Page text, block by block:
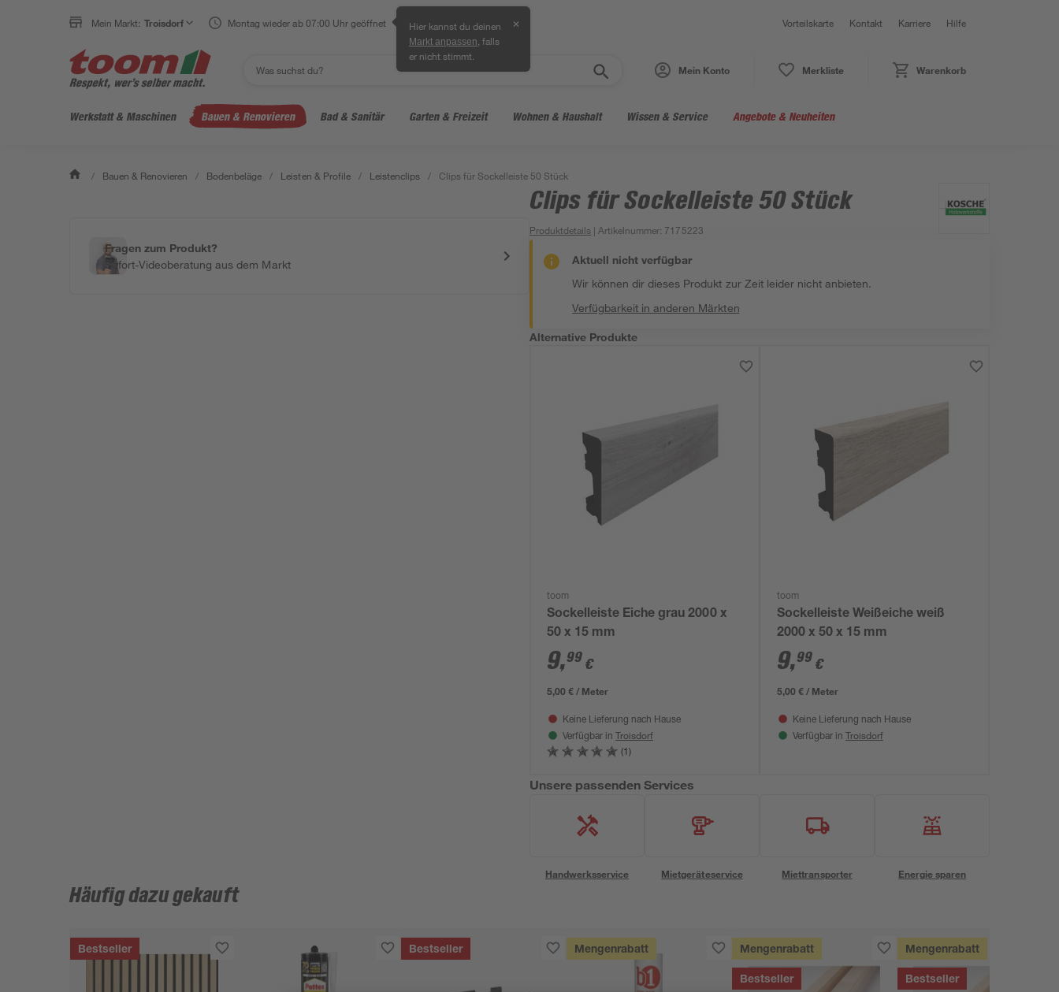
Mein Markt: Troisdorf Montag wieder ab 07:00 Uhr geöffnet Hier kannst du deinen
Markt anpassen , falls
er nicht stimmt.
✕ Vorteilskarte Kontakt Karriere Hilfe
Mein Konto Merkliste Warenkorb
Werkstatt & Maschinen Bauen & Renovieren Bad & Sanitär Garten & Freizeit Wohnen & Haushalt Wissen & Service Angebote & Neuheiten
/ Bauen & Renovieren / Bodenbeläge / Leisten & Profile / Leistenclips / Clips für Sockelleiste 50 Stück
Fragen zum Produkt?
Sofort-Videoberatung aus dem Markt
Clips für Sockelleiste 50 Stück
Produktdetails | Artikelnummer: 7175223
Aktuell nicht verfügbar
Wir können dir dieses Produkt zur Zeit leider nicht anbieten.
Verfügbarkeit in anderen Märkten
Alternative Produkte
toom
Sockelleiste Eiche grau 2000 x
50 x 15 mm
9,99 €
5,00 € / Meter
Keine Lieferung nach Hause
Verfügbar in Troisdorf
(1)
toom
Sockelleiste Weißeiche weiß
2000 x 50 x 15 mm
9,99 €
5,00 € / Meter
Keine Lieferung nach Hause
Verfügbar in Troisdorf
Unsere passenden Services
Handwerksservice Mietgeräteservice Miettransporter Energie sparen
Häufig dazu gekauft
Bestseller Bestseller Mengenrabatt Mengenrabatt
Bestseller
Mengenrabatt
Bestseller